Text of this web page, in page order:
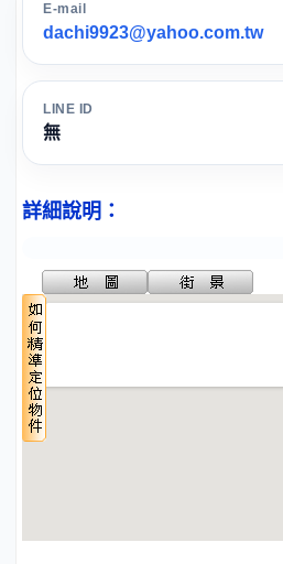
E-mail
dachi9923@yahoo.com.tw
LINE ID
無
詳細說明：